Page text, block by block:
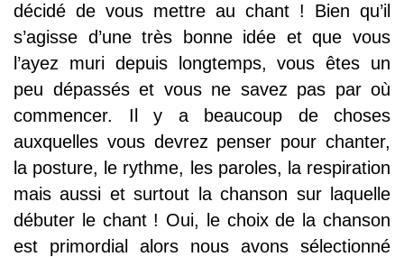
décidé de vous mettre au chant ! Bien qu’il
s’agisse d’une très bonne idée et que vous
l’ayez muri depuis longtemps, vous êtes un
peu dépassés et vous ne savez pas par où
commencer. Il y a beaucoup de choses
auxquelles vous devrez penser pour chanter,
la posture, le rythme, les paroles, la respiration
mais aussi et surtout la chanson sur laquelle
débuter le chant ! Oui, le choix de la chanson
est primordial alors nous avons sélectionné